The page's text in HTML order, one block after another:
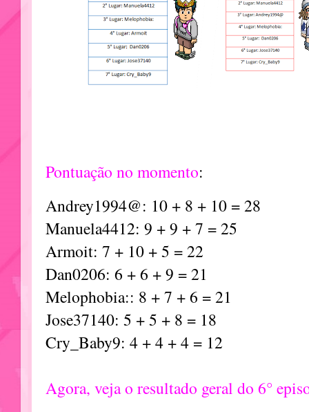
Pontuação no momento:
Andrey1994@: 10 + 8 + 10 = 28
Manuela4412: 9 + 9 + 7 = 25
Armoit: 7 + 10 + 5 = 22
Dan0206: 6 + 6 + 9 = 21
Melophobia:: 8 + 7 + 6 = 21
Jose37140: 5 + 5 + 8 = 18
Cry_Baby9: 4 + 4 + 4 = 12
Agora, veja o resultado geral do 6°